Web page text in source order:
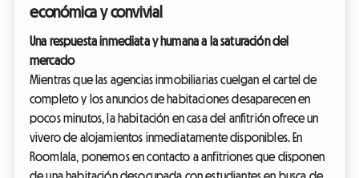
económica y convivial
Una respuesta inmediata y humana a la saturación del
mercado
Mientras que las agencias inmobiliarias cuelgan el cartel de
completo y los anuncios de habitaciones desaparecen en
pocos minutos, la habitación en casa del anfitrión ofrece un
vivero de alojamientos inmediatamente disponibles. En
Roomlala, ponemos en contacto a anfitriones que disponen